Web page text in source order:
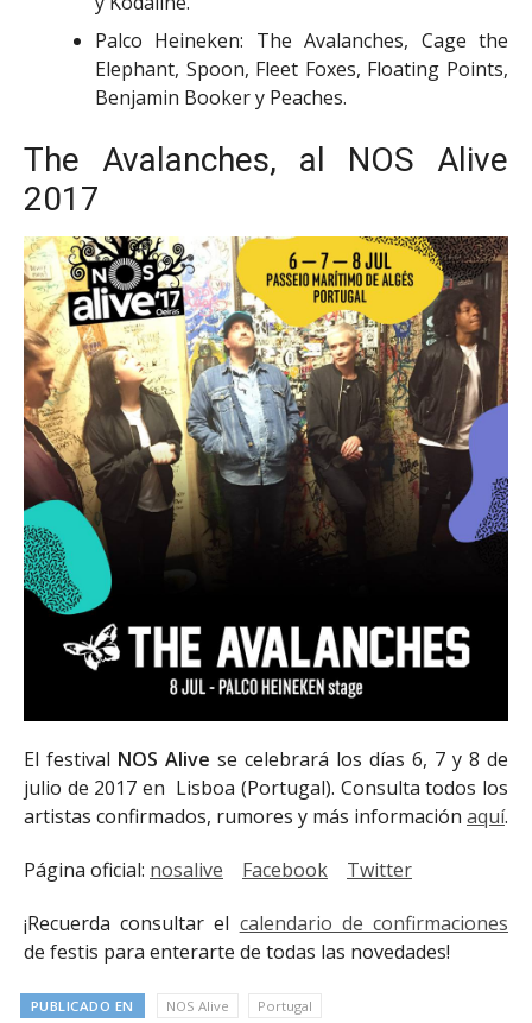
Palco Heineken: The Avalanches, Cage the
Elephant, Spoon, Fleet Foxes, Floating Points,
Benjamin Booker y Peaches.
The Avalanches, al NOS Alive
2017
El festival NOS Alive se celebrará los días 6, 7 y 8 de
julio de 2017 en Lisboa (Portugal). Consulta todos los
artistas confirmados, rumores y más información aquí.
Página oficial: nosalive Facebook Twitter
¡Recuerda consultar el calendario de confirmaciones
de festis para enterarte de todas las novedades!
PUBLICADO EN NOS Alive Portugal